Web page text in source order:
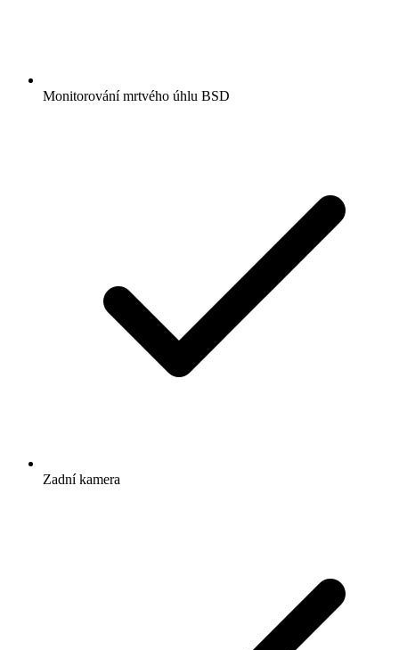
Monitorování mrtvého úhlu BSD
Zadní kamera